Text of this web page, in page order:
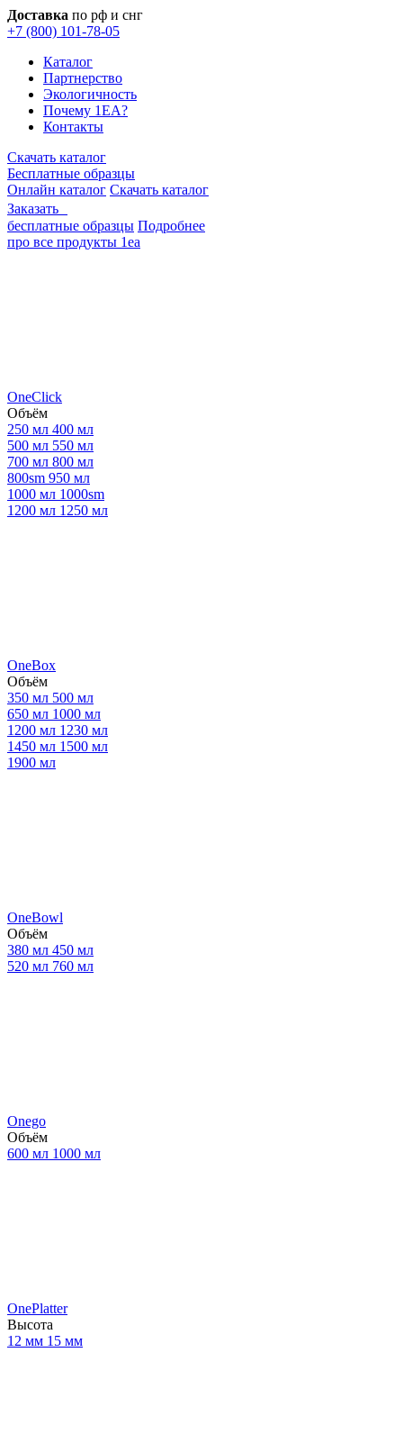
Доставка по рф и снг
+7 (800) 101-78-05
Каталог
Партнерство
Экологичность
Почему 1EA?
Контакты
Скачать каталог
Бесплатные образцы
Онлайн каталог Скачать каталог
Заказать
бесплатные образцы Подробнее
про все продукты 1еа
OneClick
Объём
250 мл 400 мл
500 мл 550 мл
700 мл 800 мл
800sm 950 мл
1000 мл 1000sm
1200 мл 1250 мл
OneBox
Объём
350 мл 500 мл
650 мл 1000 мл
1200 мл 1230 мл
1450 мл 1500 мл
1900 мл
OneBowl
Объём
380 мл 450 мл
520 мл 760 мл
Onego
Объём
600 мл 1000 мл
OnePlatter
Высота
12 мм 15 мм